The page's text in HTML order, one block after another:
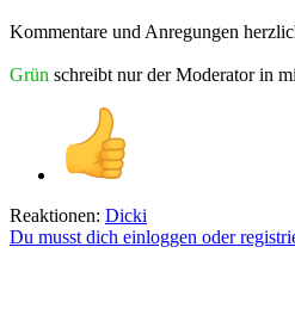
Kommentare und Anregungen
Grün schreibt nur der Moderator in
Reaktionen: Dicki
Du musst dich einloggen oder